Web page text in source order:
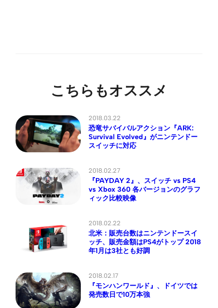
こちらもオススメ
2018.03.22
恐竜サバイバルアクション『ARK:
Survival Evolved』がニンテンドー
スイッチに対応
2018.02.27
『PAYDAY 2』、スイッチ vs PS4
vs Xbox 360 各バージョンのグラフ
ィック比較映像
2018.02.22
北米：販売台数はニンテンドースイ
ッチ、販売金額はPS4がトップ 2018
年1月は3社とも好調
2018.02.17
『モンハンワールド』、ドイツでは
発売数日で10万本強